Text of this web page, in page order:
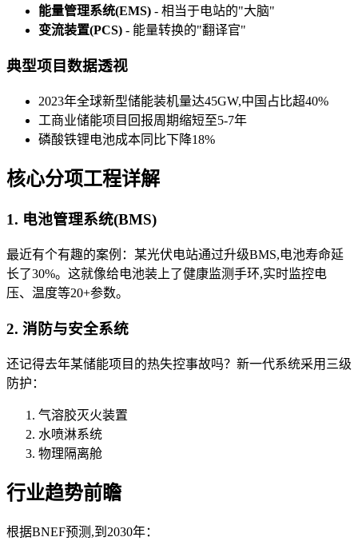
能量管理系统(EMS) - 相当于电站的"大脑"
变流装置(PCS) - 能量转换的"翻译官"
典型项目数据透视
2023年全球新型储能装机量达45GW,中国占比超40%
工商业储能项目回报周期缩短至5-7年
磷酸铁锂电池成本同比下降18%
核心分项工程详解
1. 电池管理系统(BMS)
最近有个有趣的案例：某光伏电站通过升级BMS,电池寿命延
长了30%。这就像给电池装上了健康监测手环,实时监控电
压、温度等20+参数。
2. 消防与安全系统
还记得去年某储能项目的热失控事故吗？新一代系统采用三级
防护：
气溶胶灭火装置
水喷淋系统
物理隔离舱
行业趋势前瞻
根据BNEF预测,到2030年：